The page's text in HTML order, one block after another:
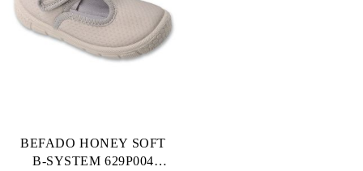
BEFADO HONEY SOFT
B-SYSTEM 629P004